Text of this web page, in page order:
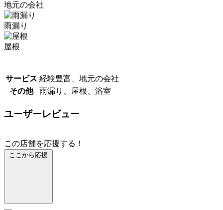
地元の会社
雨漏り
屋根
サービス 経験豊富、地元の会社
その他
雨漏り、屋根、浴室
ユーザーレビュー
この店舗を応援する！
ここから応援